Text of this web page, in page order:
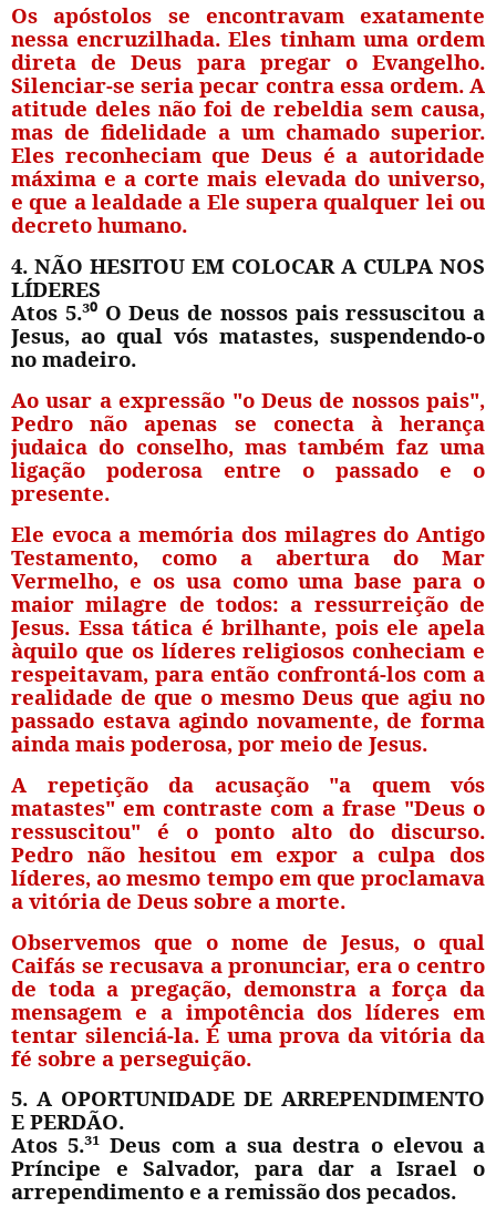
Os apóstolos se encontravam exatamente
nessa encruzilhada. Eles tinham uma ordem
direta de Deus para pregar o Evangelho.
Silenciar-se seria pecar contra essa ordem. A
atitude deles não foi de rebeldia sem causa,
mas de fidelidade a um chamado superior.
Eles reconheciam que Deus é a autoridade
máxima e a corte mais elevada do universo,
e que a lealdade a Ele supera qualquer lei ou
decreto humano.
4. NÃO HESITOU EM COLOCAR A CULPA NOS
LÍDERES
Atos 5.³⁰O Deus de nossos pais ressuscitou a
Jesus, ao qual vós matastes, suspendendo-o
no madeiro.
Ao usar a expressão "o Deus de nossos pais",
Pedro não apenas se conecta à herança
judaica do conselho, mas também faz uma
ligação poderosa entre o passado e o
presente.
Ele evoca a memória dos milagres do Antigo
Testamento, como a abertura do Mar
Vermelho, e os usa como uma base para o
maior milagre de todos: a ressurreição de
Jesus. Essa tática é brilhante, pois ele apela
àquilo que os líderes religiosos conheciam e
respeitavam, para então confrontá-los com a
realidade de que o mesmo Deus que agiu no
passado estava agindo novamente, de forma
ainda mais poderosa, por meio de Jesus.
A repetição da acusação "a quem vós
matastes" em contraste com a frase "Deus o
ressuscitou" é o ponto alto do discurso.
Pedro não hesitou em expor a culpa dos
líderes, ao mesmo tempo em que proclamava
a vitória de Deus sobre a morte.
Observemos que o nome de Jesus, o qual
Caifás se recusava a pronunciar, era o centro
de toda a pregação, demonstra a força da
mensagem e a impotência dos líderes em
tentar silenciá-la. É uma prova da vitória da
fé sobre a perseguição.
5. A OPORTUNIDADE DE ARREPENDIMENTO
E PERDÃO.
Atos 5.³¹ Deus com a sua destra o elevou a
Príncipe e Salvador, para dar a Israel o
arrependimento e a remissão dos pecados.